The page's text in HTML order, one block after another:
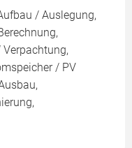
/ Auslegung,
Verpachtung,
/ PV